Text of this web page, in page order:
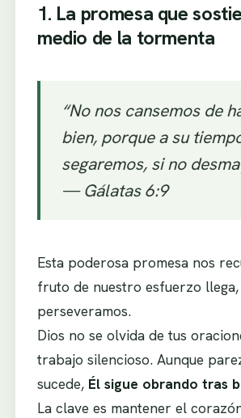
1. La promesa que
medio de la tormenta
“No nos cansemos de
bien, porque a su
segaremos, si no
—Gálatas 6:9
Esta poderosa promesa nos
fruto de nuestro esfuerzo
perseveramos.
Dios no se olvida de tus
trabajo silencioso. Aunque
sucede, Él sigue obrando tras
La clave es mantener el